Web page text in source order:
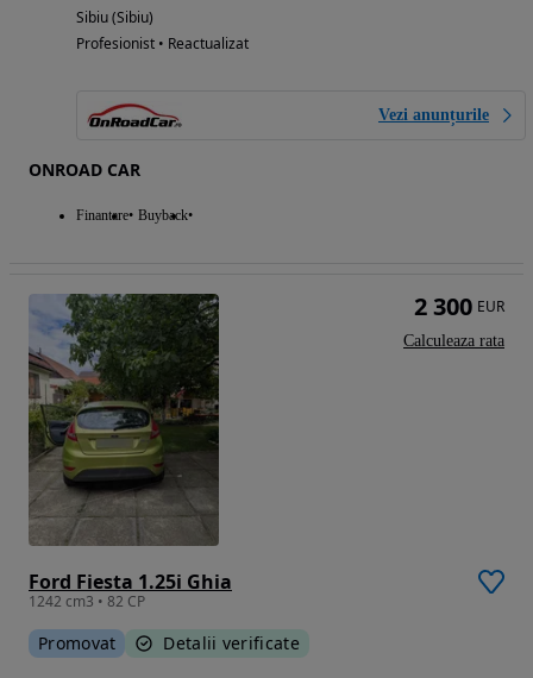
Sibiu (Sibiu)
Profesionist • Reactualizat
Vezi anunțurile
ONROAD CAR
Finantare Buyback
Ford Fiesta 1.25i Ghia
1242 cm3 • 82 CP
Promovat Detalii verificate
2 300 EUR
Calculeaza rata